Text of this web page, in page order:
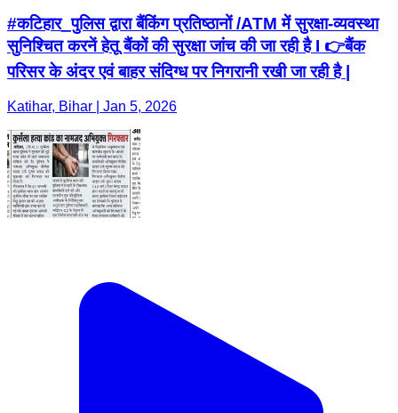
#कटिहार_पुलिस द्वारा बैंकिंग प्रतिष्ठानों /ATM में सुरक्षा-व्यवस्था
सुनिश्चित करनें हेतू बैंकों की सुरक्षा जांच की जा रही है I 👉बैंक
परिसर के अंदर एवं बाहर संदिग्ध पर निगरानी रखी जा रही है |
Katihar, Bihar | Jan 5, 2026